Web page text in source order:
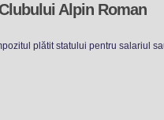
Alpin Roman
plătit statului pentru salariul